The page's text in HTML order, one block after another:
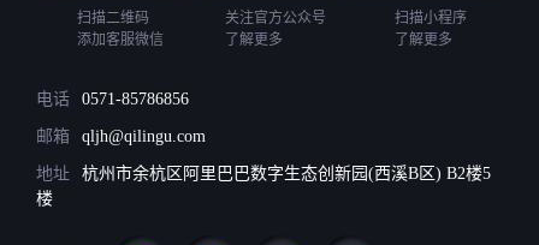
扫描二维码
添加客服微信
关注官方公众号
了解更多
扫描小程序
了解更多
电话 0571-85786856
邮箱 qljh@qilingu.com
地址
杭州市余杭区阿里巴巴数字生态创新园(西溪B区) B2楼5
楼